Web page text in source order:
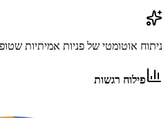
ניתוח אוטומטי של פניות אמיתיות
פילוח רגשות